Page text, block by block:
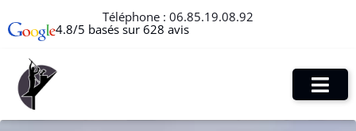
Téléphone : 06.85.19.08.92
4.8/5 basés sur 628 avis